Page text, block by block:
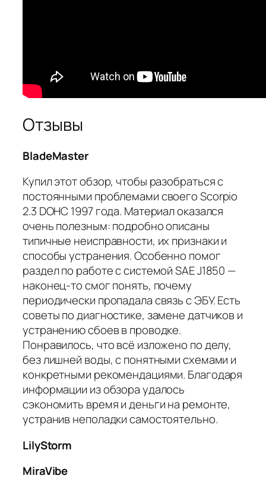
Отзывы
BladeMaster
Купил этот обзор, чтобы разобраться с
постоянными проблемами своего Scorpio
2.3 DOHC 1997 года. Материал оказался
очень полезным: подробно описаны
типичные неисправности, их признаки и
способы устранения. Особенно помог
раздел по работе с системой SAE J1850 —
наконец-то смог понять, почему
периодически пропадала связь с ЭБУ. Есть
советы по диагностике, замене датчиков и
устранению сбоев в проводке.
Понравилось, что всё изложено по делу,
без лишней воды, с понятными схемами и
конкретными рекомендациями. Благодаря
информации из обзора удалось
сэкономить время и деньги на ремонте,
устранив неполадки самостоятельно.
LilyStorm
MiraVibe